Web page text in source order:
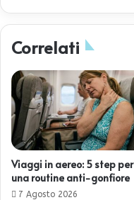
Correlati
Viaggi in aereo: 5 step per
una routine anti-gonfiore
7 Agosto 2026